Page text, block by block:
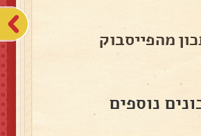
מהפייסבוק
נוספים